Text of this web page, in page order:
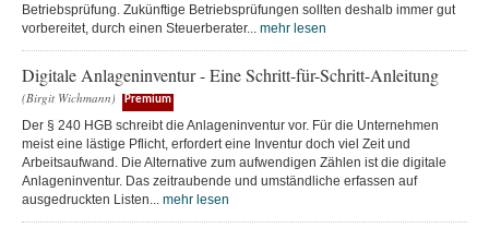
Betriebsprüfung. Zukünftige Betriebsprüfungen sollten deshalb immer gut
vorbereitet, durch einen Steuerberater... mehr lesen
Digitale Anlageninventur - Eine Schritt-für-Schritt-Anleitung
(Birgit Wichmann) Premium
Der § 240 HGB schreibt die Anlageninventur vor. Für die Unternehmen
meist eine lästige Pflicht, erfordert eine Inventur doch viel Zeit und
Arbeitsaufwand. Die Alternative zum aufwendigen Zählen ist die digitale
Anlageninventur. Das zeitraubende und umständliche erfassen auf
ausgedruckten Listen... mehr lesen